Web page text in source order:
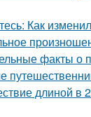
Как
факты о
длиной в